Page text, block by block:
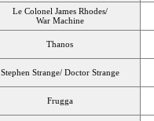
Le Colonel James Rhodes/
War Machine
Thanos
Stephen Strange/ Doctor Strange
Frugga